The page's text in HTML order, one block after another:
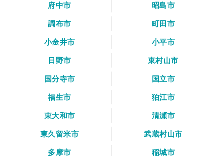
府中市
昭島市
調布市
町田市
小金井市
小平市
日野市
東村山市
国分寺市
国立市
福生市
狛江市
東大和市
清瀬市
東久留米市
武蔵村山市
多摩市
稲城市